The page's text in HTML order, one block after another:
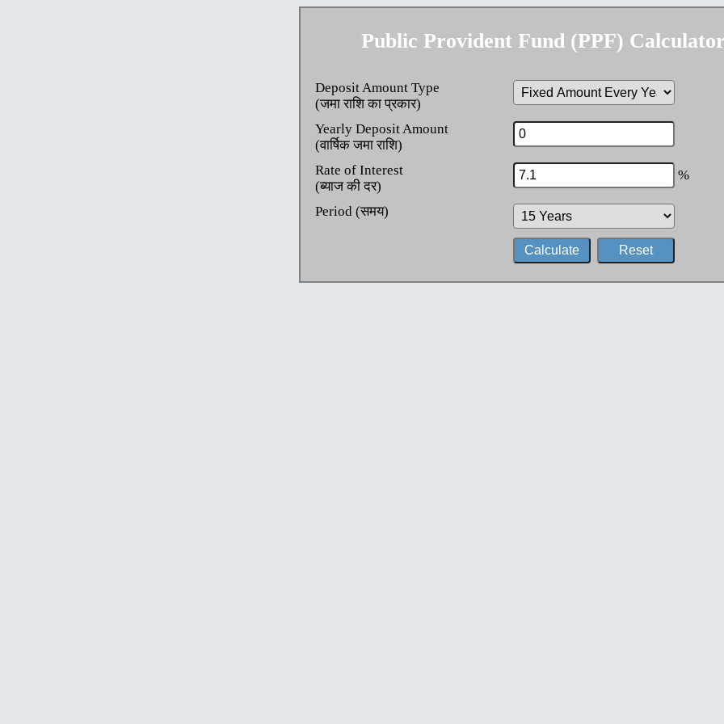
Public Provident Fund (PPF)
Deposit Amount Type
(जमा राशि का प्रकार)
Yearly Deposit Amount
(वार्षिक जमा राशि)
Rate of Interest
(ब्याज की दर)
%
Period (समय)